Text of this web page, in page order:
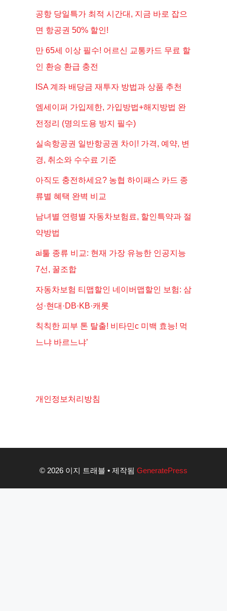
공항 당일특가 최적 시간대, 지금 바로 잡으
면 항공권 50% 할인!
만 65세 이상 필수! 어르신 교통카드 무료 할
인 환승 환급 충전
ISA 계좌 배당금 재투자 방법과 상품 추천
엠세이퍼 가입제한, 가입방법+해지방법 완
전정리 (명의도용 방지 필수)
실속항공권 일반항공권 차이! 가격, 예약, 변
경, 취소와 수수료 기준
아직도 충전하세요? 농협 하이패스 카드 종
류별 혜택 완벽 비교
남녀별 연령별 자동차보험료, 할인특약과 절
약방법
ai툴 종류 비교: 현재 가장 유능한 인공지능
7선, 꿀조합
자동차보험 티맵할인 네이버맵할인 보험: 삼
성·현대·DB·KB·캐롯
칙칙한 피부 톤 탈출! 비타민c 미백 효능! 먹
느냐 바르느냐’
개인정보처리방침
© 2026 이지 트래블 • 제작됨 GeneratePress